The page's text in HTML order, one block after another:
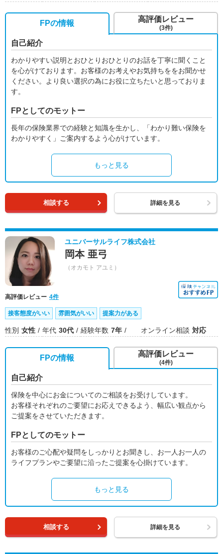
FPの情報
自己紹介
わかりやすい説明とおひとりおひとりのお話を丁寧に聞くこと
を心がけております。お客様のお考えやお気持ちををお聞かせ
ください。より良い選択の為にお役に立ちたいと思っておりま
す。
FPとしてのモットー
長年の保険業界での経験と知識を生かし、「わかり難い保険を
わかりやすく」ご案内するよう心がけています。
もっと見る
高評価レビュー
(3件)
相談する 詳細を見る
ユニバーサルライフ株式会社
岡本 亜弓
（オカモト アユミ）
高評価レビュー 4件
接客態度がいい 雰囲気がいい 提案力がある
性別 女性 年代 30代 経験年数 7年 オンライン相談 対応
FPの情報
自己紹介
保険を中心にお金についてのご相談をお受けしています。
お客様それぞれのご要望にお応えできるよう、幅広い観点から
ご提案をさせていただきます。
FPとしてのモットー
お客様のご心配や疑問をしっかりとお聞きし、お一人お一人の
ライフプランやご要望に沿ったご提案を心掛けています。
もっと見る
高評価レビュー
(4件)
相談する 詳細を見る